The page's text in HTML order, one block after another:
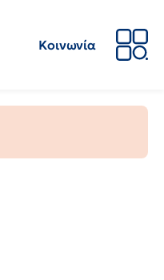
Κοινωνία